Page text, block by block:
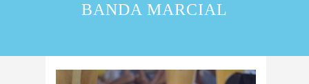
BANDA MARCIAL